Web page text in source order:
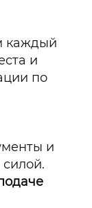
каждый
и
по
и